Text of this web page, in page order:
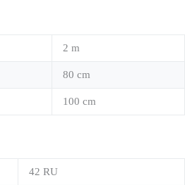
2 m
80 cm
100 cm
42 RU